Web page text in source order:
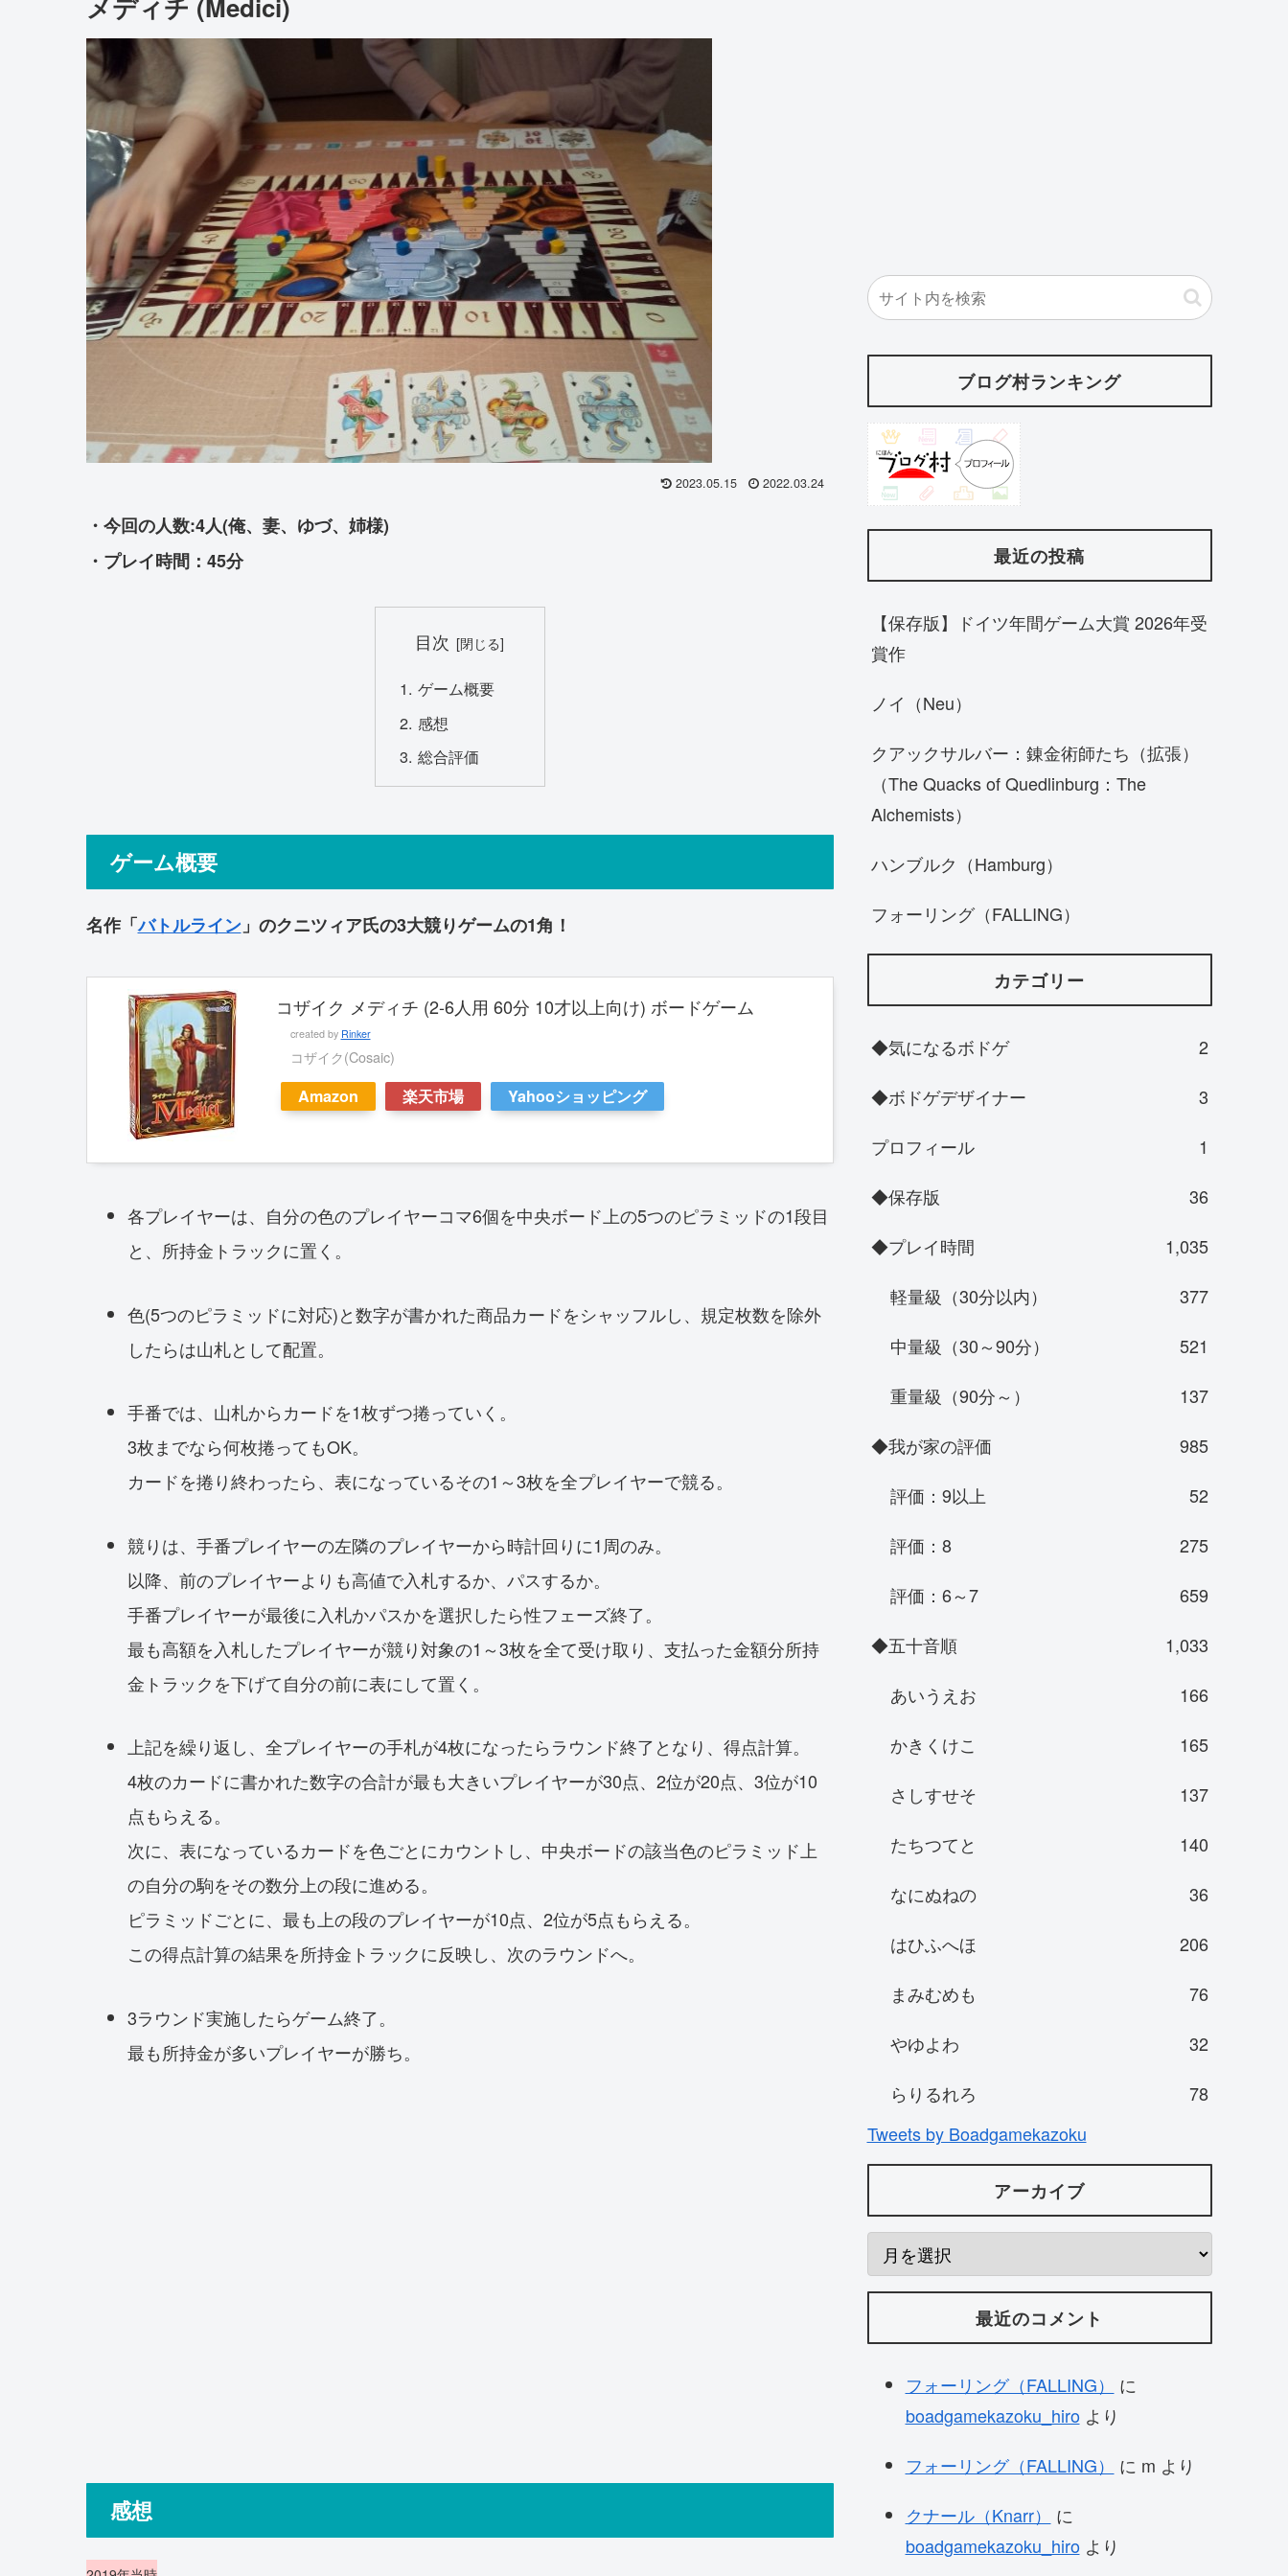
メディチ (Medici)
2023.05.15 2022.03.24
・今回の人数:4人(俺、妻、ゆづ、姉様)
・プレイ時間：45分
目次
ゲーム概要
感想
総合評価
ゲーム概要
名作「バトルライン」のクニツィア氏の3大競りゲームの1角！
コザイク メディチ (2-6人用 60分 10才以上向け) ボードゲーム
created by Rinker
コザイク(Cosaic)
Amazon 楽天市場 Yahooショッピング
各プレイヤーは、自分の色のプレイヤーコマ6個を中央ボード上の5つのピラミッドの1段目
と、所持金トラックに置く。
色(5つのピラミッドに対応)と数字が書かれた商品カードをシャッフルし、規定枚数を除外
したらは山札として配置。
手番では、山札からカードを1枚ずつ捲っていく。
3枚までなら何枚捲ってもOK。
カードを捲り終わったら、表になっているその1～3枚を全プレイヤーで競る。
競りは、手番プレイヤーの左隣のプレイヤーから時計回りに1周のみ。
以降、前のプレイヤーよりも高値で入札するか、パスするか。
手番プレイヤーが最後に入札かパスかを選択したら性フェーズ終了。
最も高額を入札したプレイヤーが競り対象の1～3枚を全て受け取り、支払った金額分所持
金トラックを下げて自分の前に表にして置く。
上記を繰り返し、全プレイヤーの手札が4枚になったらラウンド終了となり、得点計算。
4枚のカードに書かれた数字の合計が最も大きいプレイヤーが30点、2位が20点、3位が10
点もらえる。
次に、表になっているカードを色ごとにカウントし、中央ボードの該当色のピラミッド上
の自分の駒をその数分上の段に進める。
ピラミッドごとに、最も上の段のプレイヤーが10点、2位が5点もらえる。
この得点計算の結果を所持金トラックに反映し、次のラウンドへ。
3ラウンド実施したらゲーム終了。
最も所持金が多いプレイヤーが勝ち。
感想
ブログ村ランキング
最近の投稿
【保存版】ドイツ年間ゲーム大賞 2026年受
賞作
ノイ（Neu）
クアックサルバー：錬金術師たち（拡張）
（The Quacks of Quedlinburg：The
Alchemists）
ハンブルク（Hamburg）
フォーリング（FALLING）
カテゴリー
◆気になるボドゲ
2
◆ボドゲデザイナー
3
プロフィール
1
◆保存版
36
◆プレイ時間
1,035
軽量級（30分以内）
377
中量級（30～90分）
521
重量級（90分～）
137
◆我が家の評価
985
評価：9以上
52
評価：8
275
評価：6～7
659
◆五十音順
1,033
あいうえお
166
かきくけこ
165
さしすせそ
137
たちつてと
140
なにぬねの
36
はひふへほ
206
まみむめも
76
やゆよわ
32
らりるれろ
78
Tweets by Boadgamekazoku
アーカイブ
最近のコメント
フォーリング（FALLING）
に
boadgamekazoku_hiroより
フォーリング（FALLING）
に m より
クナール（Knarr）
に
boadgamekazoku_hiroより